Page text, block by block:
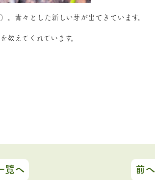
青々とした新しい芽が出てきています。
えてくれています。
覧へ 前へ